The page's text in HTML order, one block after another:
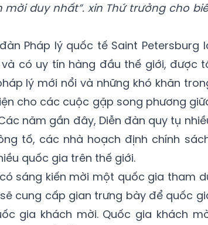
duy nhất”. xin Thứ trưởng cho
Pháp lý quốc tế Saint Petersburg
có uy tín hàng đầu thế giới, được
lý mới nổi và những khó khăn
cho các cuộc gặp song phương
năm gần đây, Diễn đàn quy tụ
tố, các nhà hoạch định chính
quốc gia trên thế giới.
sáng kiến mời một quốc gia tham
cung cấp gian trưng bày để quốc
gia khách mời. Quốc gia khách